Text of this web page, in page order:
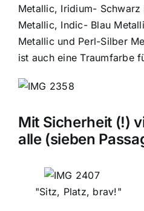
Metallic, Iridium- Schwarz
Metallic, Indic- Blau
Metallic und Perl-Silber
ist auch eine Traumfarbe
Mit Sicherheit (!)
alle (sieben
"Sitz, Platz, brav!"